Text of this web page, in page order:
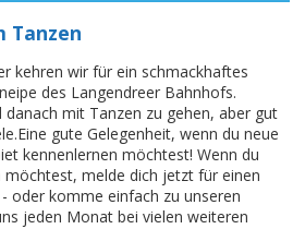
Tanzen
kehren wir für ein schmackhaftes
des Langendreer Bahnhofs.
danach mit Tanzen zu gehen, aber gut
gute Gelegenheit, wenn du neue
kennenlernen möchtest! Wenn du
möchtest, melde dich jetzt für einen
oder komme einfach zu unseren
jeden Monat bei vielen weiteren